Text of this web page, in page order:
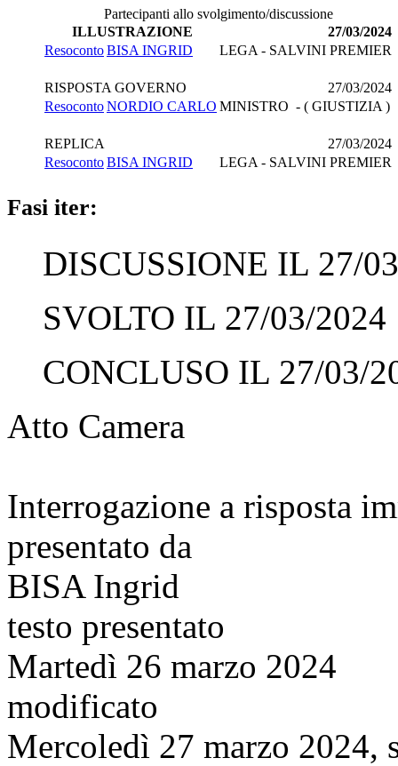
Partecipanti allo svolgimento/discussione
ILLUSTRAZIONE
27/03/2024
ResocontoBISA INGRID LEGA - SALVINI PREMIER
RISPOSTA GOVERNO
27/03/2024
ResocontoNORDIO CARLO MINISTRO - ( GIUSTIZIA )
REPLICA
27/03/2024
ResocontoBISA INGRID LEGA - SALVINI PREMIER
Fasi iter:
DISCUSSIONE IL 27/
SVOLTO IL 27/03/2024
CONCLUSO IL 27/03/
Atto Camera
Interrogazione a risposta
presentato da
BISA Ingrid
testo presentato
Martedì 26 marzo 2024
modificato
Mercoledì 27 marzo 2024,